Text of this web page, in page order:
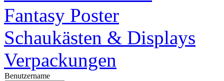
Fantasy Poster
Schaukästen & Displays
Verpackungen
Benutzername